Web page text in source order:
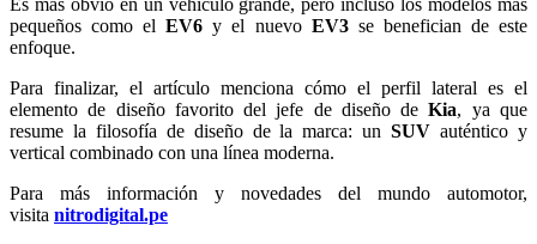
Es más obvio en un vehículo grande, pero incluso los modelos más
pequeños como elEV6 y el nuevo EV3se benefician de este
enfoque.
Para finalizar, el artículo menciona cómo el perfil lateral es el
elemento de diseño favorito del jefe de diseño deKia, ya que
resume la filosofía de diseño de la marca: unSUV auténtico y
vertical combinado con una línea moderna.
Para más información y novedades del mundo automotor,
visita nitrodigital.pe